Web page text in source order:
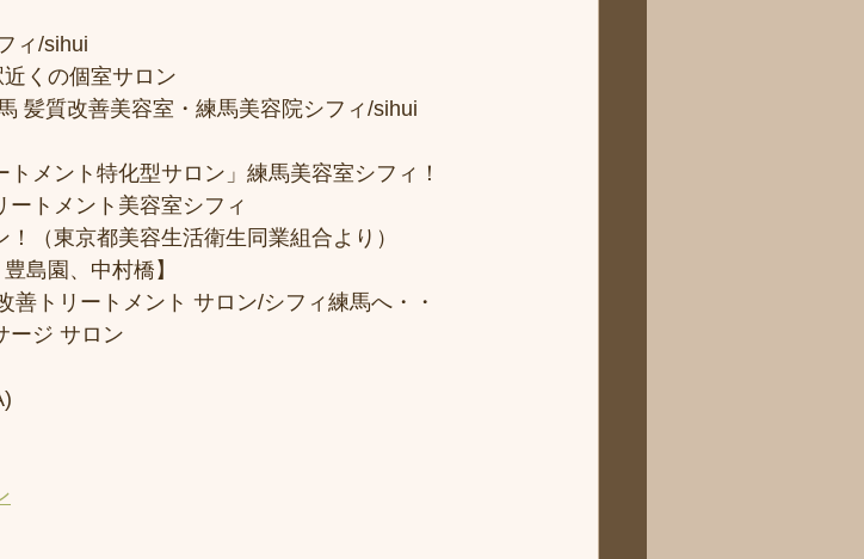
ィ/sihui
くの個室サロン
髪質改善美容室・練馬美容院シフィ/sihui
メント特化型サロン」練馬美容室シフィ！
トメント美容室シフィ
（東京都美容生活衛生同業組合より）
島園、中村橋】
トリートメント サロン/シフィ練馬へ・・
ージ サロン